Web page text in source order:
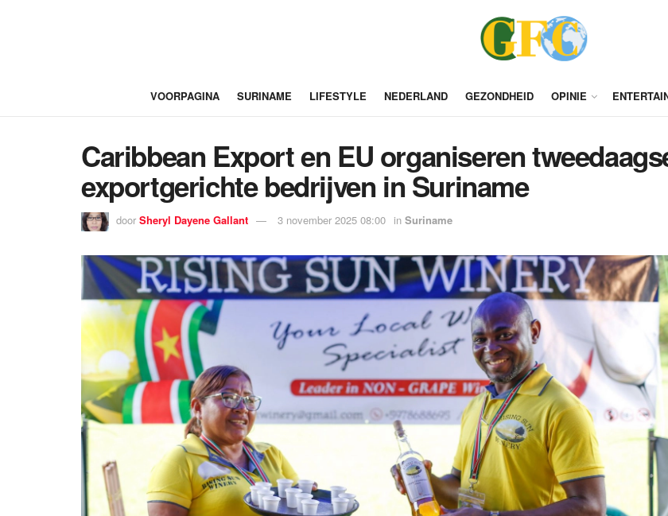
VOORPAGINA SURINAME LIFESTYLE NEDERLAND GEZONDHEID OPINIE
Caribbean Export en EU organiseren
exportgerichte bedrijven in Suriname
door Sheryl Dayene Gallant 3 november 2025 08:00 in Suriname